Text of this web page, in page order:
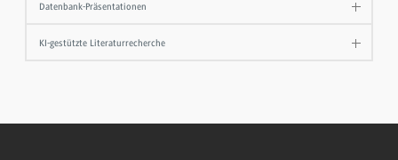
Datenbank-Präsentationen
KI-gestützte Literaturrecherche